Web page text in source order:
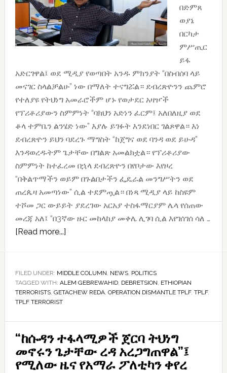
በድምጸ
ወያኔ
በርካታ
ምሥጢር
ይፋ
አድርገዋል፤ ወደ ሚዲያ የወጣበት አንዱ ምክንያት “በስብሰባ ላይ
መናገር ስላልቻልሁ” ነው በማለት ተናግሯል። ደብረጽዮንን ጨምሮ
የተለያዩ የትህነግ አመራሮችም ሆኑ የወታደር አዛዦች
የፕሪቶሪያውን ስምምነት “ባክህን አድነን ፈርም፤ አለበለዚያ ወደ
ቆላ ተምቤን ልንሄድ ነው” እያሉ ይገፉት እንደነበር ገልጾዋል። እነ
ደብረጽዮን ይህን ባደረጉ ማግስት “ከጀግና ወደ ባንዳ ወደ ይሁዳ”
እንዳወረዱትም ጌታቸው በግልጽ አመልክቷል። የፕሪቶሪያው
ስምምነት ከተፈረመ በኋላ ደብረጽዮን በየቦታው እየዞረ
“በቅልጥማችን ወይም በጉልበታችን ፌዴራል መንግሥትን ወደ
ጠረጴዛ አመጣነው” ሲል ተደምጧል። በነጻ ሚዲያ ላይ ከስዩም
ተሾመ ጋር ውይይት ያደረገው አርአያ ተስፋማርያም ሌላ የሰጠው
መረጃ አለ፤ “በ3ኛው ዙር መከላከያ መቀሌ ሊገባ ሲል እየገሰገሰ ሳለ …
[Read more...]about
ዐቢይን
አልተሳደብኩም፤
ለምን
ከለከሉኝ?”
ደብረጽዮን
FILED UNDER: MIDDLE COLUMN, NEWS, POLITICS
TAGGED WITH: ALEM GEBREWAHID, DEBRETSION, ETHIOPIAN
TERRORISTS, GETACHEW REDA, OPERATION DISMANTLE TPLF, TPLF,
TPLF TERRORIST
“ከሱዳን ተፋላሚዎች ጀርባ ትህነግ
መኖሩን ጌታቸው ረዳ አረጋግጠዋል”፤
የሚለው ዜና የአማራ ፖለቲካን ቀየረ